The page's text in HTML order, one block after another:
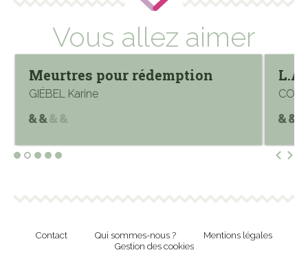
Vous allez aimer
Meurtres pour rédemption
GIÉBEL Karine
Contact Qui sommes-nous ?
Mentions légales
Gestion des cookies